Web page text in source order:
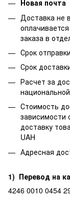
Новая почта
Доставка не
заказа в
Срок
Срок
Расчет за
Стоимость
зависимости
доставку
UAH
Адресная
1) Перевод на
4246 0010 0454